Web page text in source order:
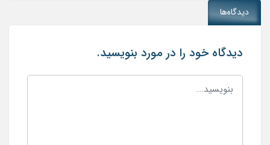
دیدگاه‌ها
دیدگاه خود را در مورد بنویسید.